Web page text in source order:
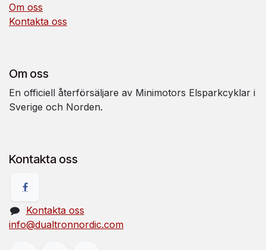
Om oss
Kontakta oss
Om oss
En officiell återförsäljare av Minimotors Elsparkcyklar i
Sverige och Norden.
Kontakta oss
Kontakta oss
info@dualtronnordic.com